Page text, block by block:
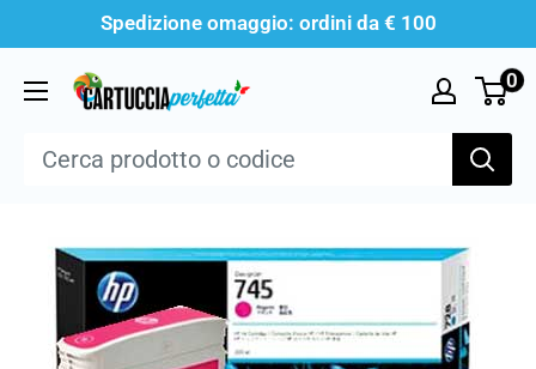
contenuto
Spedizione omaggio: ordini da € 100
Cartucciaperfetta 0